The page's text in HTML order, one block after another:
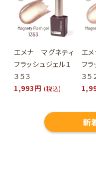
エメナ マグネティ
フラッシュジェル１
３５３
1,993円 (税込)
エ
フ
３５
新